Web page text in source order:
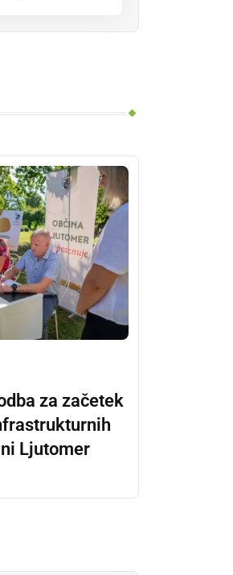
za začetek
Ljutomer